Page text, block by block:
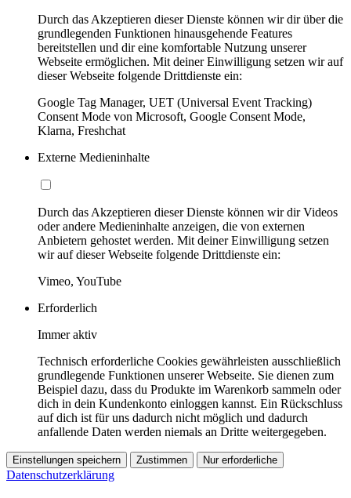
Durch das Akzeptieren dieser Dienste können wir dir über die
grundlegenden Funktionen hinausgehende Features
bereitstellen und dir eine komfortable Nutzung unserer
Webseite ermöglichen. Mit deiner Einwilligung setzen wir auf
dieser Webseite folgende Drittdienste ein:
Google Tag Manager, UET (Universal Event Tracking)
Consent Mode von Microsoft, Google Consent Mode,
Klarna, Freshchat
Externe Medieninhalte
Durch das Akzeptieren dieser Dienste können wir dir Videos
oder andere Medieninhalte anzeigen, die von externen
Anbietern gehostet werden. Mit deiner Einwilligung setzen
wir auf dieser Webseite folgende Drittdienste ein:
Vimeo, YouTube
Erforderlich
Immer aktiv
Technisch erforderliche Cookies gewährleisten ausschließlich
grundlegende Funktionen unserer Webseite. Sie dienen zum
Beispiel dazu, dass du Produkte im Warenkorb sammeln oder
dich in dein Kundenkonto einloggen kannst. Ein Rückschluss
auf dich ist für uns dadurch nicht möglich und dadurch
anfallende Daten werden niemals an Dritte weitergegeben.
Einstellungen speichern Zustimmen Nur erforderliche
Datenschutzerklärung